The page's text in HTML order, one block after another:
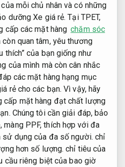
mỗi chủ nhân và có những
dưỡng Xe giá rẻ. Tại TPET,
cấp các mặt hàng chăm sóc
còn quan tâm, yêu thương
thích” của bạn giống như
của mình mà còn cân nhắc
các mặt hàng hạng mục
rẻ cho các bạn. Vì vậy, hãy
cấp mặt hàng đạt chất lượng
Chúng tôi cần giải đáp, bảo
màng PPF, thích hợp với đa
dụng của đa số người. chỉ
hơn số lượng. chỉ tiêu của
cầu riêng biệt của bao giờ